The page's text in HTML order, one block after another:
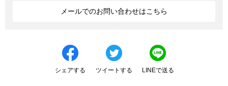
メールでのお問い合わせはこちら
シェアする ツイートする LINEで送る